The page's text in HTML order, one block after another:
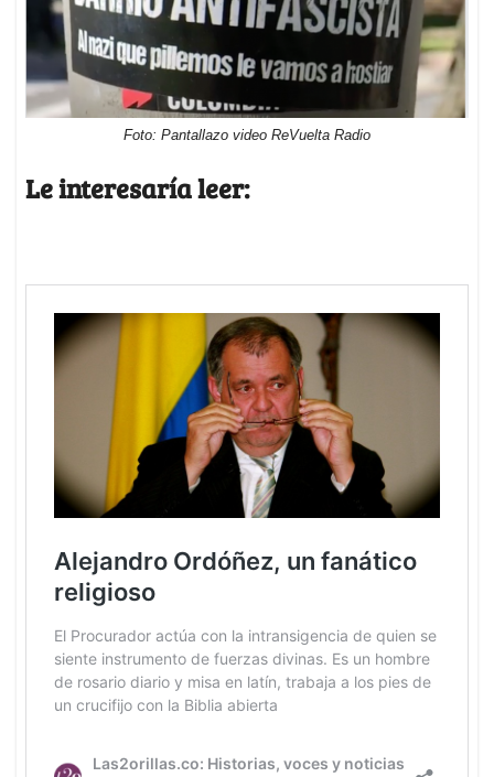
Foto: Pantallazo video ReVuelta Radio
Le interesaría leer: